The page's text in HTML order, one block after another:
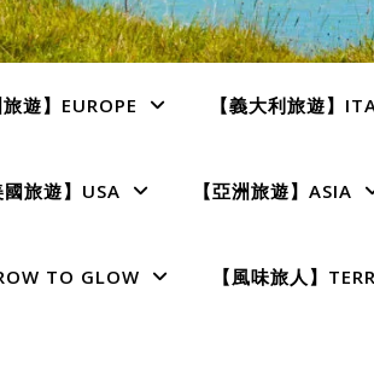
旅遊】EUROPE 【義大利旅遊】
國旅遊】USA 【亞洲旅遊】ASIA
TO GLOW 【風味旅人】